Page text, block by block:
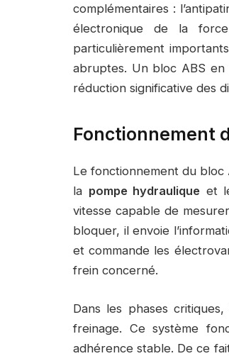
complémentaires :
électronique de la
particulièrement
abruptes. Un bloc ABS
réduction significative des
Fonctionnement
Le fonctionnement du bloc
la pompe hydraulique et
vitesse capable de
bloquer, il envoie
et commande les
frein concerné.
Dans les phases
freinage. Ce système
adhérence stable. De ce